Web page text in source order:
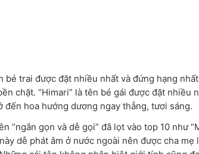
bé trai được đặt nhiều nhất và đứng hạng
chặt. “Himari” là tên bé gái được đặt
đến hoa hướng dương ngay thẳng, tươi sáng.
“ngắn gọn và dễ gọi” đã lọt vào top 10 như
dễ phát âm ở nước ngoài nên được cha